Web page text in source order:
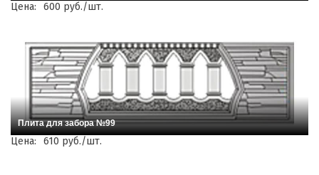
Цена: 600 руб./шт.
Плита для забора №99
Цена: 610 руб./шт.